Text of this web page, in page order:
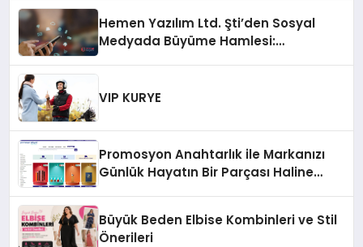
Hemen Yazılım Ltd. Şti’den Sosyal
Medyada Büyüme Hamlesi:
VIP KURYE
Promosyon Anahtarlık ile Markanızı
Günlük Hayatın Bir Parçası Haline
Büyük Beden Elbise Kombinleri ve Stil
Önerileri